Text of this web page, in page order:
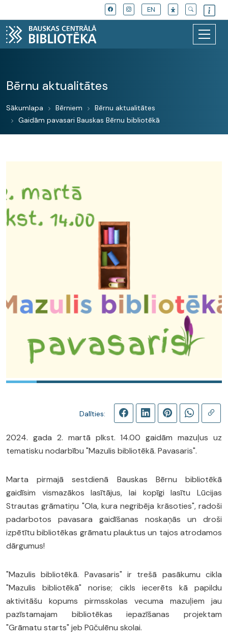
EN
Bērnu aktualitātes
Sākumlapa Bērniem
Bērnu aktualitātes
Gaidām pavasari Bauskas Bērnu bibliotēkā
Dalīties:
2024. gada 2. martā plkst. 14.00 gaidām mazuļus uz
tematisku nodarbību "Mazulis bibliotēkā. Pavasaris".
Marta pirmajā sestdienā Bauskas Bērnu bibliotēkā
gaidīsim vismazākos lasītājus, lai kopīgi lasītu Lūcijas
Strautas grāmatiņu "Ola, kura negribēja krāsoties", radoši
padarbotos pavasara gaidīšanas noskaņās un droši
izpētītu bibliotēkas grāmatu plauktus un tajos atrodamos
dārgumus!
"Mazulis bibliotēkā. Pavasaris" ir trešā pasākumu cikla
"Mazulis bibliotēkā" norise; cikls iecerēts kā papildu
aktivitāšu kopums pirmsskolas vecuma mazuļiem jau
pazīstamajam bibliotēkas iepazīšanas projektam
"Grāmatu starts" jeb Pūčulēnu skolai.